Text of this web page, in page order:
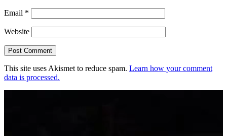
Email *
Website
This site uses Akismet to reduce spam. Learn how your comment
data is processed.